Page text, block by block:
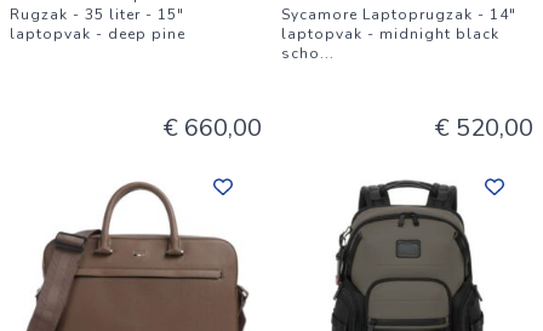
Rugzak - 35 liter - 15"
laptopvak - deep pine
€ 660,00
Sycamore Laptoprugzak - 14"
laptopvak - midnight black
scho...
€ 520,00